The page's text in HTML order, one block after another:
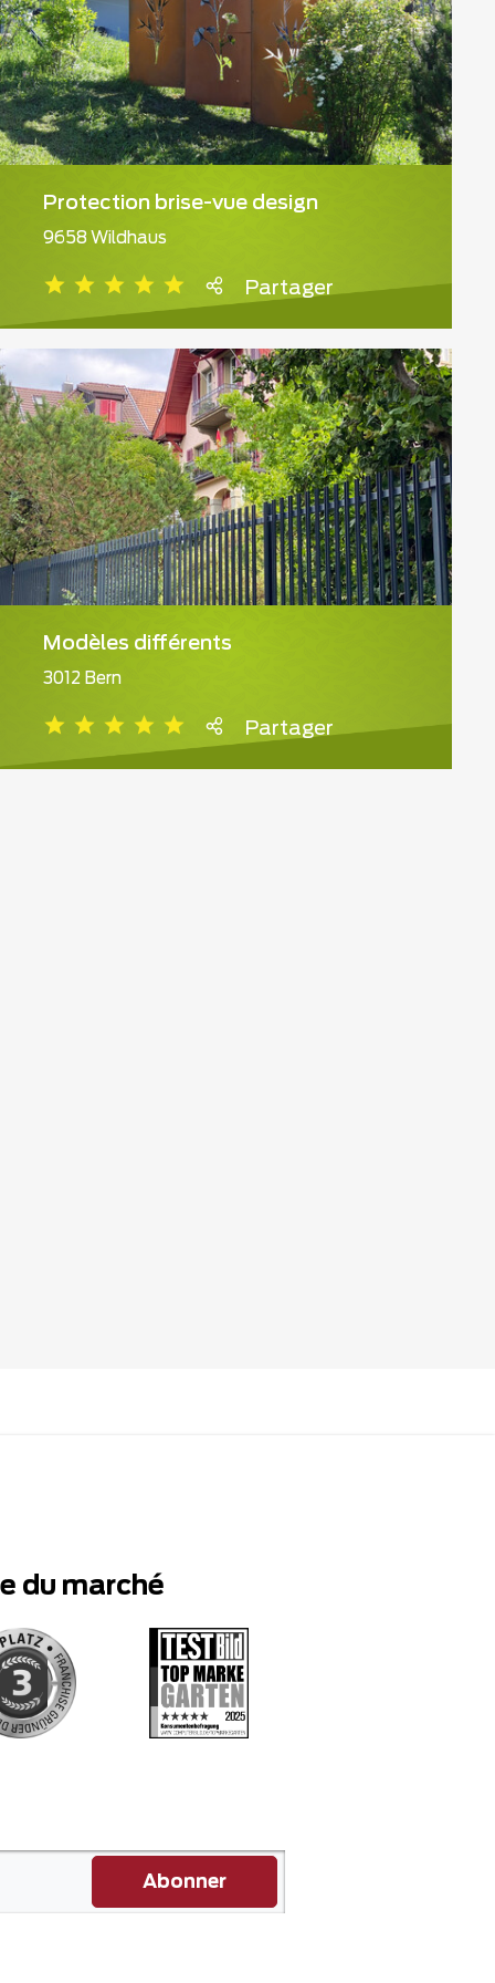
Protection brise-vue design
9658 Wildhaus
Partager
Modèles différents
3012 Bern
Partager
du marché
Abonner